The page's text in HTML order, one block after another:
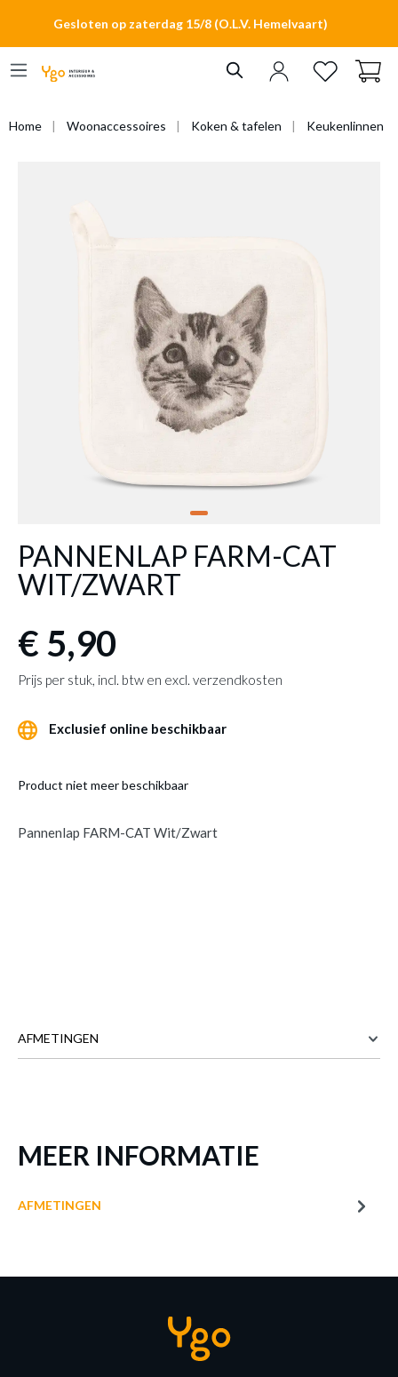
Gesloten op zaterdag 15/8 (O.L.V. Hemelvaart)
Home Woonaccessoires Koken & tafelen Keukenlinnen
PANNENLAP FARM-CAT
WIT/ZWART
€ 5,90
Prijs per stuk, incl. btw en excl. verzendkosten
Exclusief online beschikbaar
Product niet meer beschikbaar
Pannenlap FARM-CAT Wit/Zwart
AFMETINGEN
Meer afmetingen
MEER INFORMATIE
AFMETINGEN
Pannenlap FARM-CAT Wit/Zwartis
PANNENLAP FARM-CAT WIT/ZWART